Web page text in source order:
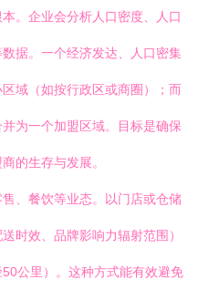
本。企业会分析人口密度、人口
据。一个经济发达、人口密集
域（如按行政区或商圈）；而
为一个加盟区域。目标是确保
的生存与发展。
售、餐饮等业态。以门店或仓储
时效、品牌影响力辐射范围）
公里）。这种方式能有效避免